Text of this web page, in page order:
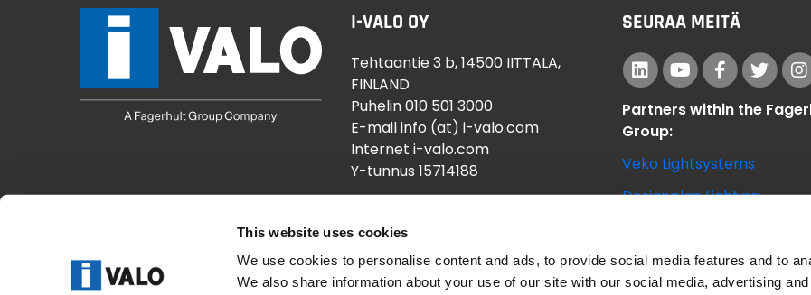
This website uses cookies
We use cookies to personalise content and ads, to provide social media features and to
We also share information about your use of our site with our social media, advertising
I-VALO OY
Tehtaantie 3 b, 14500 IITTALA,
FINLAND
Puhelin 010 501 3000
E-mail info (at) i-valo.com
Internet i-valo.com
Y-tunnus 15714188
SEURAA MEITÄ
Partners within the
Group:
Veko Lightsystems
Designplan Lighting